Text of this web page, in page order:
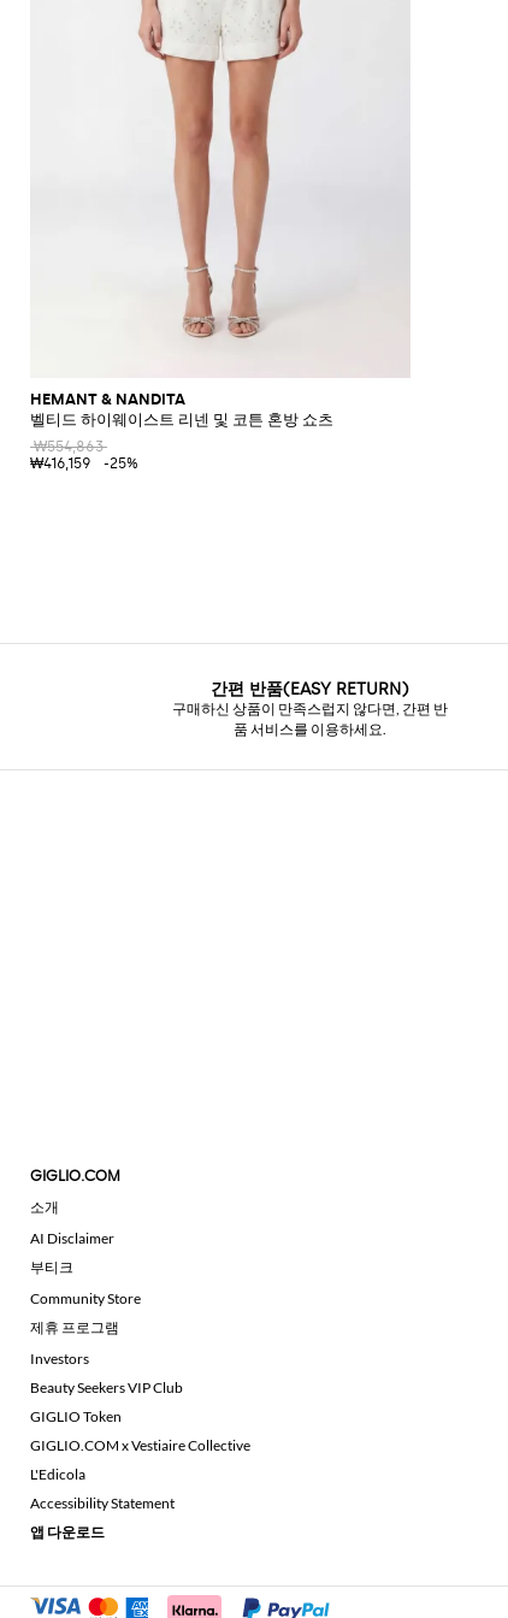
HEMANT & NANDITA
벨티드 하이웨이스트 리넨 및 코튼 혼방 쇼츠
₩554,863
₩416,159
-25%
간편 반품(EASY RETURN)
구매하신 상품이 만족스럽지 않다면, 간편 반
품 서비스를 이용하세요.
GIGLIO.COM
소개
AI Disclaimer
부티크
Community Store
제휴 프로그램
Investors
Beauty Seekers VIP Club
GIGLIO Token
GIGLIO.COM x Vestiaire Collective
L'Edicola
Accessibility Statement
앱 다운로드